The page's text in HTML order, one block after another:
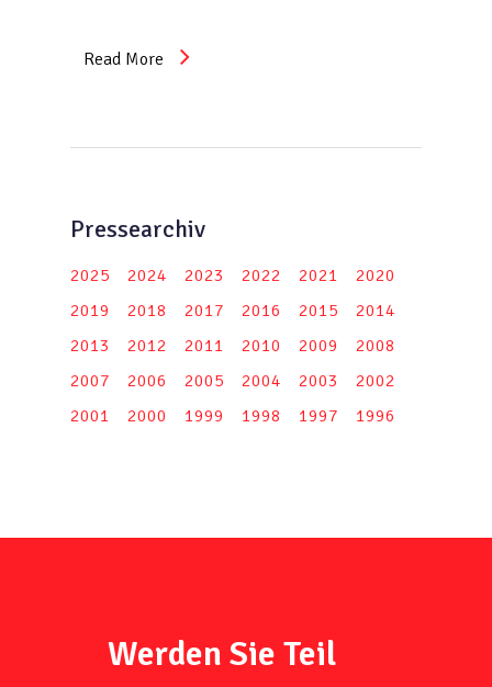
Read More
Pressearchiv
2025 2024 2023 2022 2021
2020
2019
2018 2017 2016 2015
2014
2013
2012 2011 2010 2009
2008
2007
2006 2005 2004 2003
2002
2001
2000 1999 1998 1997 1996
Werden Sie Teil